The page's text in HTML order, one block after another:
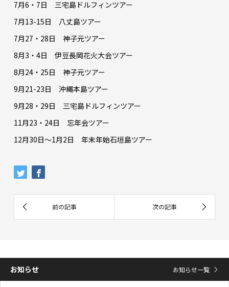
7月6・7日 三宅島ドルフィンツアー
7月13-15日 八丈島ツアー
7月27・28日 神子元ツアー
8月3・4日 伊豆長岡花火大会ツアー
8月24・25日 神子元ツアー
9月21-23日 沖縄本島ツアー
9月28・29日 三宅島ドルフィンツアー
11月23・24日 忘年会ツアー
12月30日～1月2日 年末年始石垣島ツアー
お知らせ お知らせ一覧